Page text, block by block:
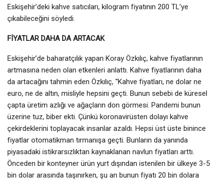
Eskişehir’deki kahve satıcıları, kilogram fiyatının 200 TL’ye
çıkabileceğini söyledi.
FİYATLAR DAHA DA ARTACAK
Eskişehir’de baharatçılık yapan Koray Özkılıç, kahve fiyatlarının
artmasına neden olan etkenleri anlattı. Kahve fiyatlarının daha
da artacağını tahmin eden Özkılıç, “Kahve fiyatları, ne dolar ne
euro, ne de altın, misliyle hepsini geçti. Bunun sebebi de küresel
çapta üretim azlığı ve ağaçların don görmesi. Pandemi bunun
üzerine tuz, biber ekti. Çünkü koronavirüsten dolayı kahve
çekirdeklerini toplayacak insanlar azaldı. Hepsi üst üste binince
fiyatlar otomatikman tırmanışa geçti. Bunların da yanında
piyasadaki istikrarsızlıktan kaynaklanan navlun fiyatları arttı.
Önceden bir konteyner ürün yurt dışından istenilen bir ülkeye 3-5
bin dolar arasında taşınırken, şu an bunun fiyatı 20 bin dolara